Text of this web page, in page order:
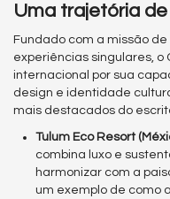
Uma trajetória
Fundado com a missão
experiências singulares,
internacional por sua
design e identidade
mais destacados do
Tulum Eco Resort
combina luxo e
harmonizar com a
um exemplo de como